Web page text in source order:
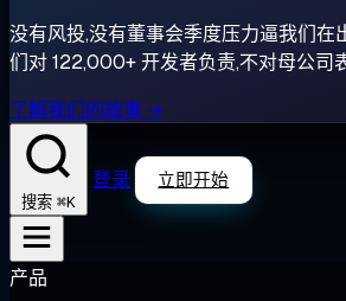
没有风投,没有董事会季度压力逼我们在
们对 122,000+ 开发者负责,不对母公司
了解我们的故事 →
搜索 ⌘K
登录 立即开始
产品